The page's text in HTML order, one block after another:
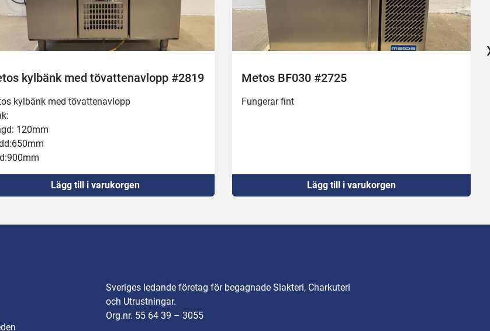
kylbänk med tövattenavlopp #2819
kylbänk med tövattenavlopp
120mm
och reglerar men tar tid på sig att nå önskad
Lägg till i varukorgen
Metos BF030 #2725
Fungerar fint
Lägg till i varukorgen
Sveriges ledande företag för begagnade Slakteri, Charkuteri
och Utrustningar.
Org.nr. 55 64 39 – 3055